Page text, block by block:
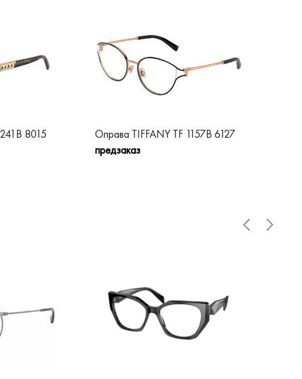
8015
Оправа TIFFANY TF 1157B 6127
предзаказ